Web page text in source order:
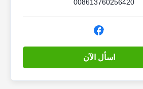
008613760256420
اسأل الآن